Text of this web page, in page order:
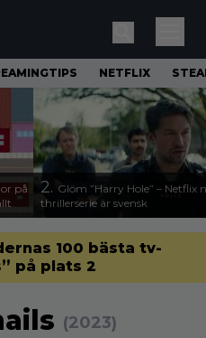
NETFLIX
på
2. Glöm ”Harry Hole” – Netflix
thrillerserie är svensk
100 bästa tv-
på plats 2
(2023)